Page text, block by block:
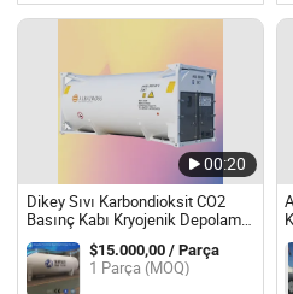
00:20
Dikey Sıvı Karbondioksit CO2
Basınç Kabı Kryojenik Depolama
Tankı
$15.000,00 / Parça
1 Parça (MOQ)